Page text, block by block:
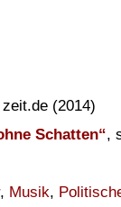
zeit.de (2014)
Schatten“,
, Musik,